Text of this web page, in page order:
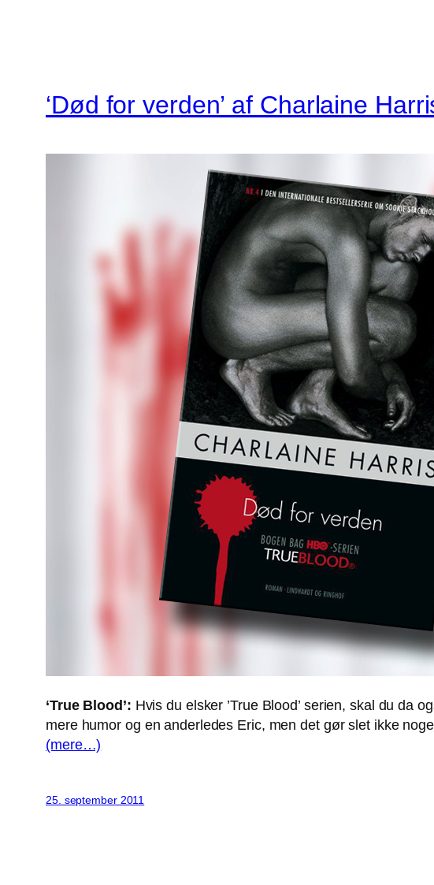
‘Død for verden’ af Charlaine
‘True Blood’: Hvis du elsker ’True Blood’ serien, skal du da
mere humor og en anderledes Eric, men det gør slet ikke
(mere…)
25. september 2011